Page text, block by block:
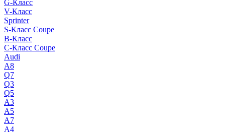
G-Класс
V-Класс
Sprinter
S-Класс Сoupe
B-Класс
C-Класс Coupe
Audi
A8
Q7
Q3
Q5
A3
A5
A7
A4